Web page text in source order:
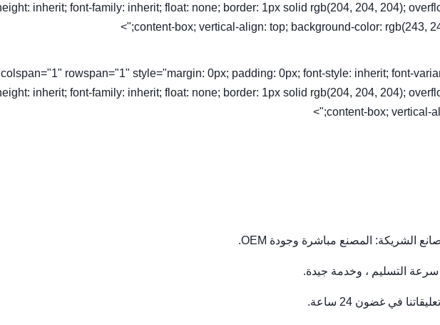
inherit; font-family: inherit; float: none; border: 1px solid rgb(204, 204, 204);
content-box; vertical-align: top; background-color: rgb(243,
< colspan="1" rowspan="1" style="margin: 0px; padding: 0px; font-style: inherit; font-
inherit; font-family: inherit; float: none; border: 1px solid rgb(204, 204, 204);
content-box; vertical-